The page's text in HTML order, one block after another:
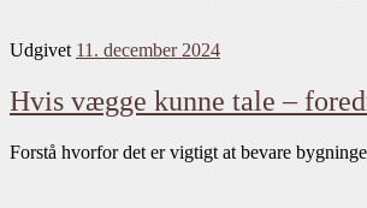
Udgivet 11. december 2024
Hvis vægge kunne tale –
Forstå hvorfor det er vigtigt at bevare